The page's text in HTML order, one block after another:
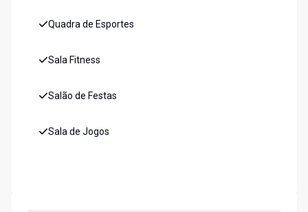
Quadra de Esportes
Sala Fitness
Salão de Festas
Sala de Jogos